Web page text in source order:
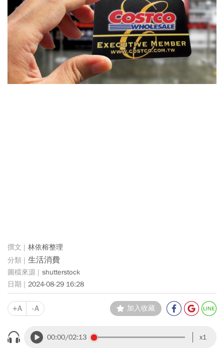
林依榕整理
生活消費
shutterstock
2024-08-29 16:28
+A -A 加入收藏
00:00/02:13 x1